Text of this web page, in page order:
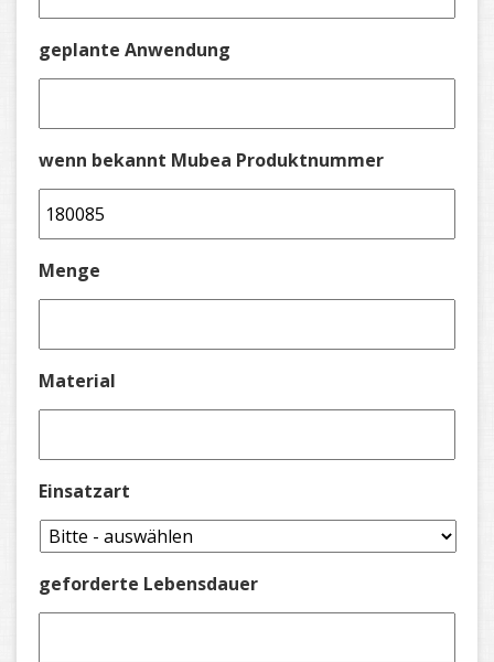
geplante Anwendung
wenn bekannt Mubea Produktnummer
Menge
Material
Einsatzart
geforderte Lebensdauer